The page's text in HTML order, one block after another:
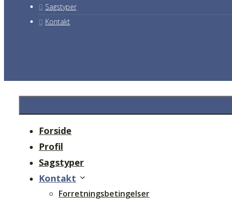
Sagstyper
Kontakt
Forside
Profil
Sagstyper
Kontakt
Forretningsbetingelser